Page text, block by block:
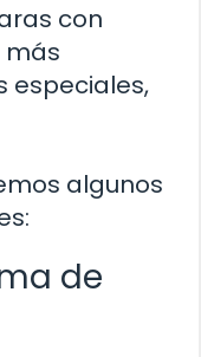
con
especiales,
algunos
de